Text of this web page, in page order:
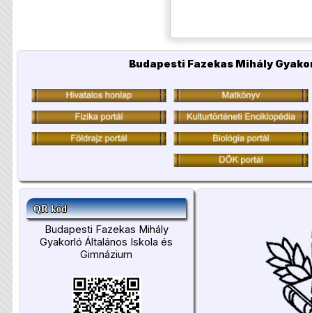
Budapesti Fazekas Mihály
QR kód
Budapesti Fazekas Mihály
Gyakorló Általános Iskola és
Gimnázium